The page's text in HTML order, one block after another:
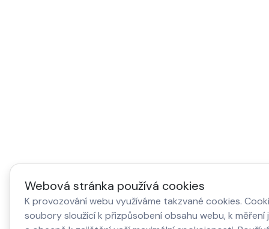
Webová stránka používá cookies
K provozování webu využíváme takzvané cookies.
soubory sloužící k přizpůsobení obsahu webu, k